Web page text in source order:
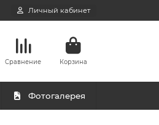
Личный кабинет
Сравнение Корзина
Фотогалерея